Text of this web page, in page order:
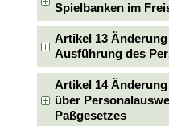
Spielbanken im
Artikel 13
Ausführung des
Artikel 14
über
Paßgesetzes